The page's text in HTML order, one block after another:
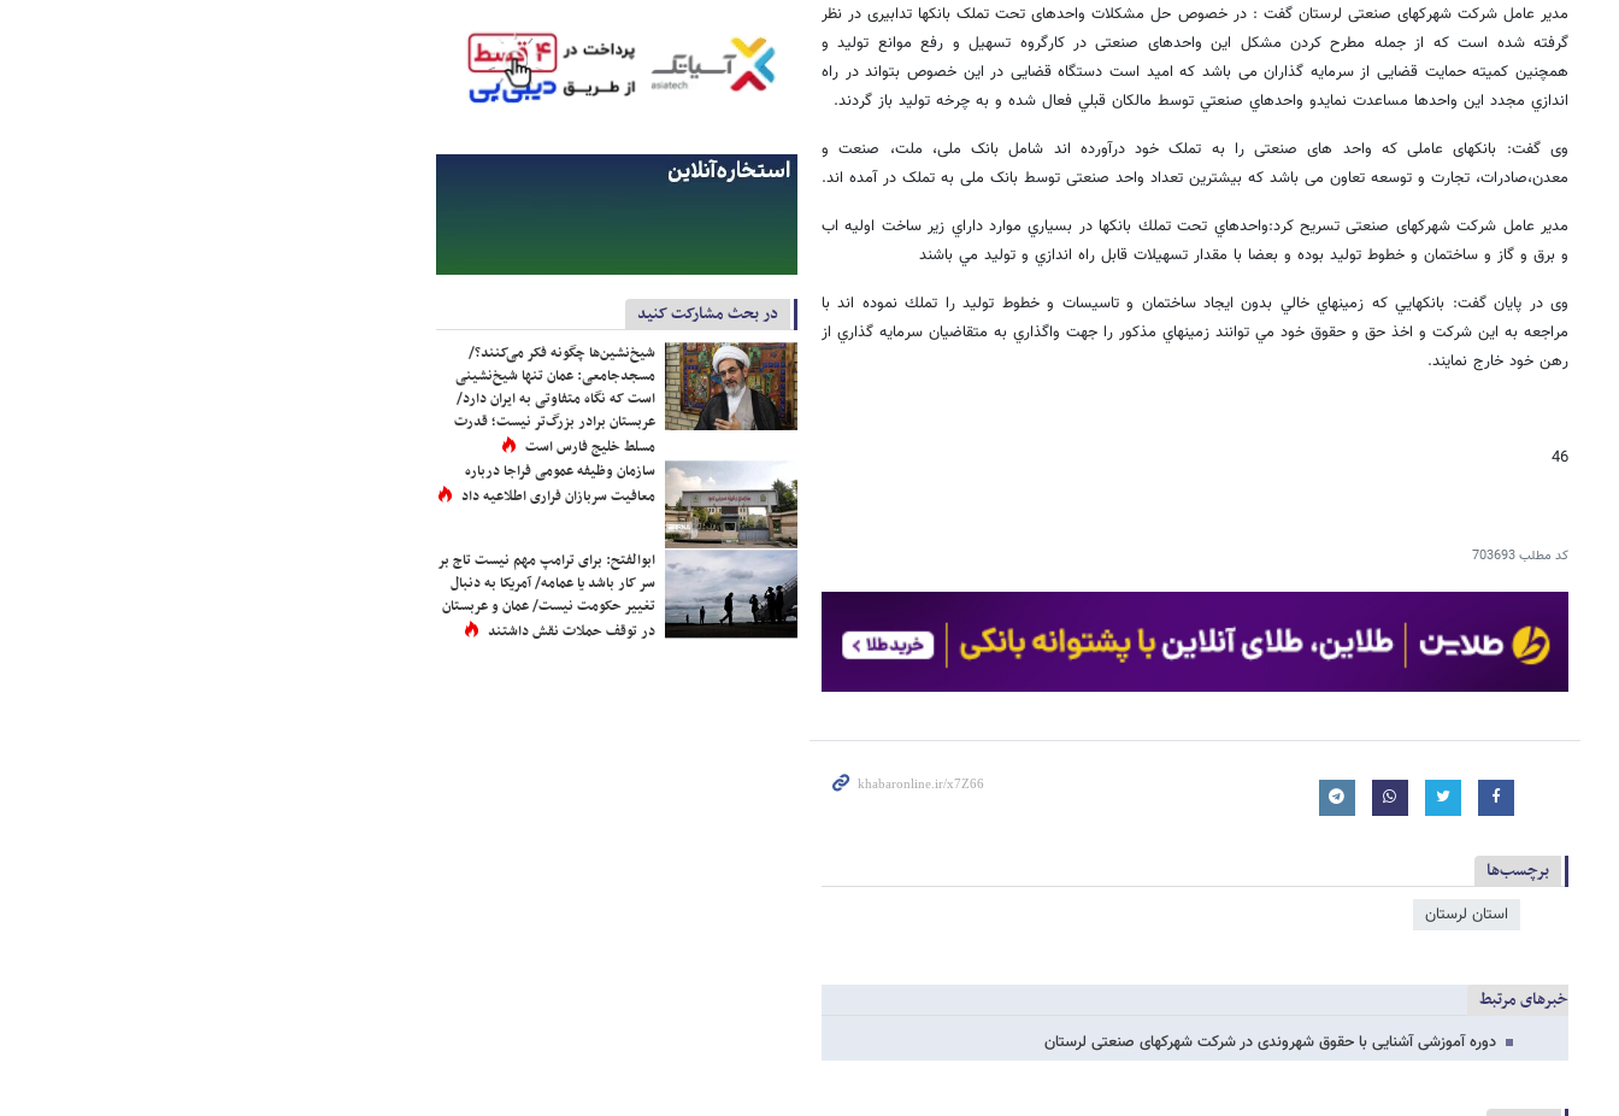
مدیر عامل شرکت شهرکهای صنعتی لرستان گفت : در خصوص حل مشکلات واحدهای تحت تملک بانکها تدابیری در نظر
گرفته شده است که از جمله مطرح کردن مشکل این واحدهای صنعتی در كارگروه تسهيل و رفع موانع توليد و
همچنين کمیته حمایت قضایی از سرمایه گذاران می باشد که امید است دستگاه قضایی در این خصوص بتواند در راه
اندازي مجدد اين واحدها مساعدت نمايدو واحدهاي صنعتي توسط مالكان قبلي فعال شده و به چرخه تولید باز گردند.
وی گفت: بانکهای عاملی که واحد های صنعتی را به تملک خود درآورده اند شامل بانک ملی، ملت، صنعت و
معدن،صادرات، تجارت و توسعه تعاون می باشد که بیشترین تعداد واحد صنعتی توسط بانک ملی به تملک در آمده اند.
مدیر عامل شرکت شهرکهای صنعتی تسریح کرد:واحدهاي تحت تملك بانكها در بسياري موارد داراي زير ساخت اوليه اب
و برق و گاز و ساختمان و خطوط توليد بوده و بعضا با مقدار تسهيلات قابل راه اندازي و توليد مي باشند
وی در پایان گفت: بانكهايي كه زمينهاي خالي بدون ايجاد ساختمان و تاسيسات و خطوط توليد را تملك نموده اند با
مراجعه به اين شركت و اخذ حق و حقوق خود مي توانند زمينهاي مذكور را جهت واگذاري به متقاضيان سرمايه گذاري از
رهن خود خارج نمایند.
46
کد مطلب703693
برچسب‌ها
استان لرستان
خبرهای مرتبط
دوره آموزشی آشنایی با حقوق شهروندی در شرکت شهرکهای صنعتی لرستان
در بحث مشارکت کنید
شیخ‌نشین‌ها چگونه فکر می‌کنند؟/
مسجدجامعی: عمان تنها شیخ‌نشینی
است که نگاه متفاوتی به ایران دارد/
عربستان برادر بزرگ‌تر نیست؛ قدرت
مسلط خلیج فارس است
سازمان وظیفه عمومی فراجا درباره
معافیت سربازان فراری اطلاعیه داد
ابوالفتح: برای ترامپ مهم نیست تاج بر
سر کار باشد یا عمامه/ آمریکا به دنبال
تغییر حکومت نیست/ عمان و عربستان
در توقف حملات نقش داشتند